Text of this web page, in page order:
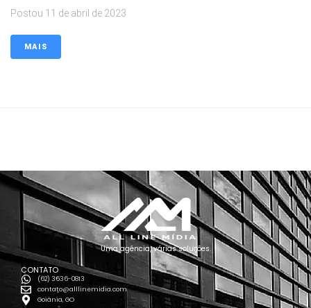
Postou 11 de abril de 2023
MAIS
Uma agência, várias soluções.
CONTATO
(62) 3636-0813
contato@alllinemidia.com
Goiânia, GO